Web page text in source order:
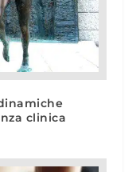
clinica